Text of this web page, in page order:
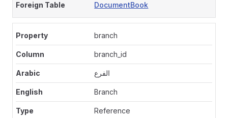
DocumentBook
branch
branch_id
الفرع
Branch
Reference